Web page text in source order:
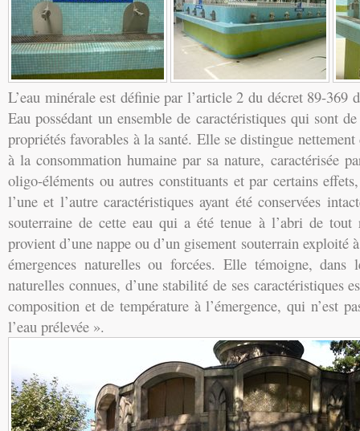
L’eau minérale est définie par l’article 2 du décret 89-369
Eau possédant un ensemble de caractéristiques qui sont
propriétés favorables à la santé. Elle se distingue nettement
à la consommation humaine par sa nature, caractérisée
oligo-éléments ou autres constituants et par certains
l’une et l’autre caractéristiques ayant été conservées
souterraine de cette eau qui a été tenue à l’abri de
provient d’une nappe ou d’un gisement souterrain exploité
émergences naturelles ou forcées. Elle témoigne, dans
naturelles connues, d’une stabilité de ses caractéristiques
composition et de température à l’émergence, qui n’est
l’eau prélevée ».